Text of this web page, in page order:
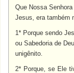
Que Nossa
Jesus, era também
1* Porque sendo
ou Sabedoria de
unigênito.
2* Porque, se Ele